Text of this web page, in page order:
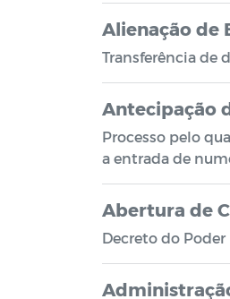
Alienação de
Transferência de
Antecipação
Processo pelo
a entrada de
Abertura de
Decreto do